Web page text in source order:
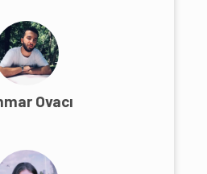
Ovacı